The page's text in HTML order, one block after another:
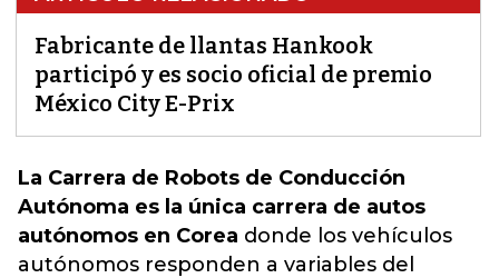
Fabricante de llantas Hankook
participó y es socio oficial de premio
México City E-Prix
La Carrera de Robots de Conducción
Autónoma es la única carrera de autos
autónomos en Corea donde los vehículos
autónomos responden a variables del